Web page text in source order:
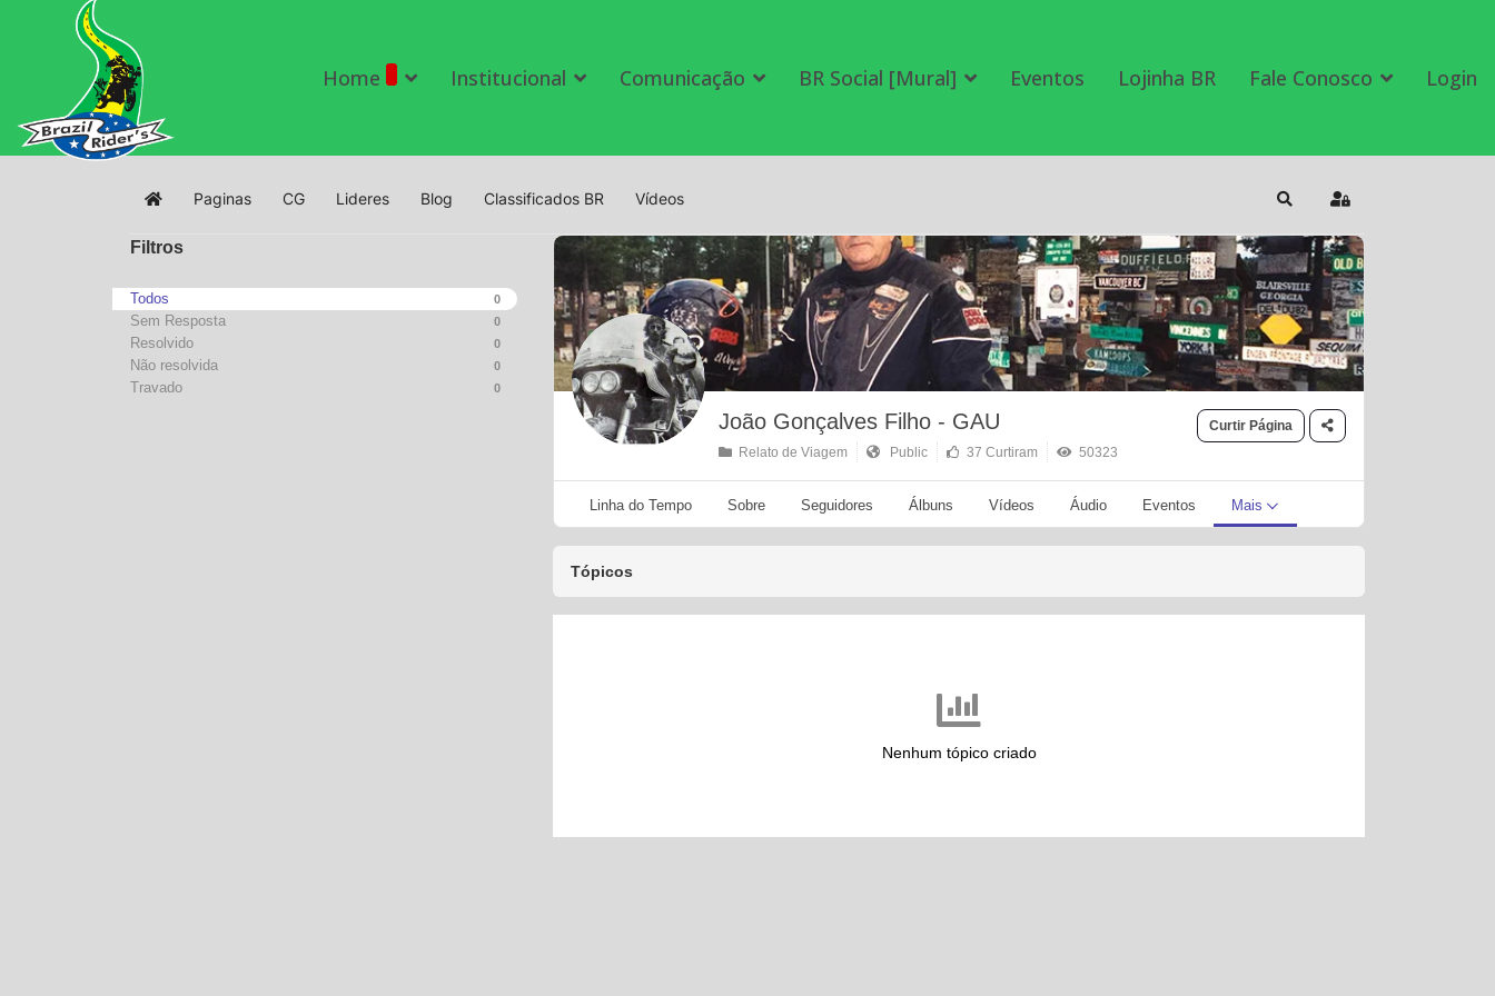
Home Institucional Comunicação BR Social [Mural] Eventos Lojinha BR Fale Conosco Login
Home Paginas CG Lideres Blog Classificados BR Vídeos Search Sign In
Filtros
Todos 0
Sem Resposta 0
Resolvido 0
Não resolvida 0
Travado 0
João Gonçalves Filho - GAU
Relato de Viagem Public 37 Curtiram 50323
Curtir Página
Linha do Tempo Sobre Seguidores Álbuns Vídeos Áudio Eventos Mais
Tópicos
Nenhum tópico criado